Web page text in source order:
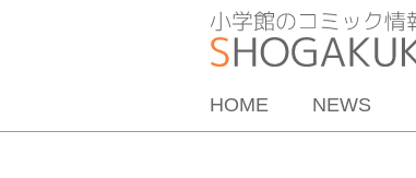
HOME NEWS